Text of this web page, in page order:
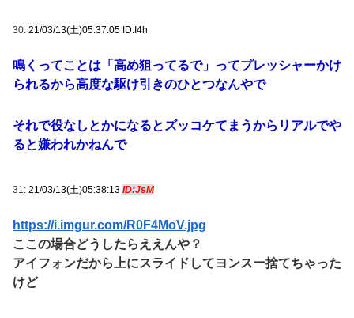
30: 21/03/13(土)05:37:05 ID:I4h
鳴くってことは「高め狙ってるで」ってプレッシャーかけ
られるから高度な駆け引きのひとつなんやで
それで役なしとかになるとズッコケてまうからリアルでや
ると嫌われかねんで
31: 21/03/13(土)05:38:13 ID:JsM
https://i.imgur.com/R0F4MoV.jpg
ここの場合どうしたらええんや？
アイフォンだから上にスライドしてヨンスー捨てちゃった
けど